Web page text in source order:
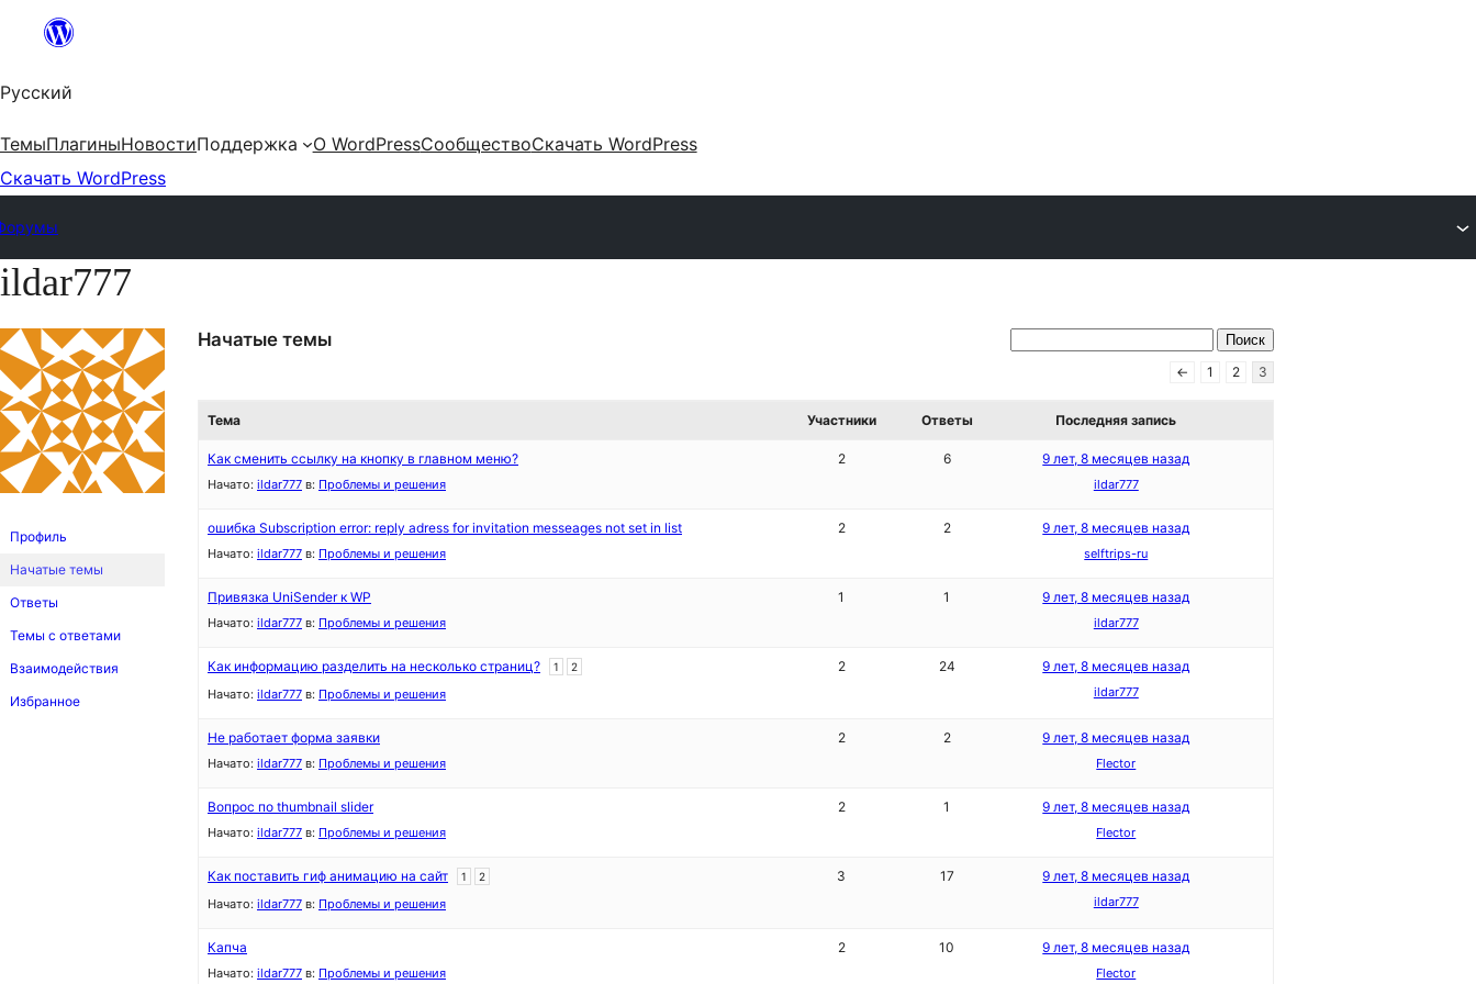
Перейти
содержимому
Русский
ТемыПлагиныНовостиПоддержка О WordPressСообществоСкачать WordPress
Скачать WordPress
Перейти
содержимому
ildar777
Профиль
Начатые темы
Ответы
Темы с ответами
Взаимодействия
Избранное
Начатые темы
← 1 2 3
Тема Участники Ответы Последняя запись
Как сменить ссылку на кнопку в главном меню?
Начато: ildar777 в: Проблемы и решения
2 6 9 лет, 8 месяцев назад
ildar777
ошибка Subscription error: reply adress for invitation messeages not set in list
Начато: ildar777 в: Проблемы и решения
2 2 9 лет, 8 месяцев назад
selftrips-ru
Привязка UniSender к WP
Начато: ildar777 в: Проблемы и решения
1 1 9 лет, 8 месяцев назад
ildar777
Как информацию разделить на несколько страниц? 1 2
Начато: ildar777 в: Проблемы и решения
2 24 9 лет, 8 месяцев назад
ildar777
Не работает форма заявки
Начато: ildar777 в: Проблемы и решения
2 2 9 лет, 8 месяцев назад
Flector
Вопрос по thumbnail slider
Начато: ildar777 в: Проблемы и решения
2 1 9 лет, 8 месяцев назад
Flector
Как поставить гиф анимацию на сайт 1 2
Начато: ildar777 в: Проблемы и решения
3 17 9 лет, 8 месяцев назад
ildar777
Капча
Начато: ildar777 в: Проблемы и решения
2 10 9 лет, 8 месяцев назад
Flector